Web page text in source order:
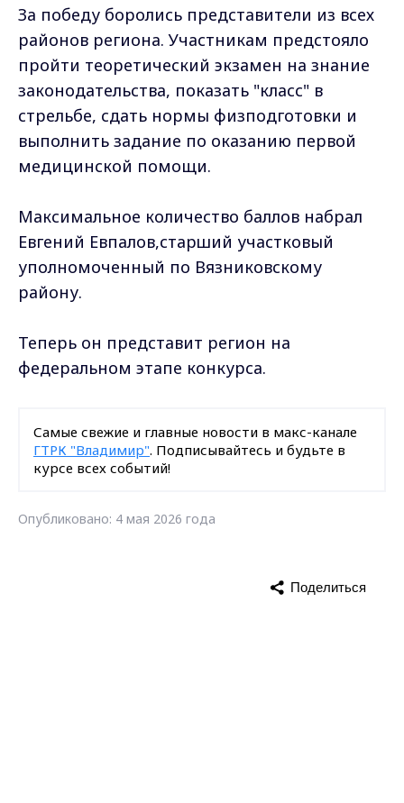
За победу боролись представители из всех
районов региона. Участникам предстояло
пройти теоретический экзамен на знание
законодательства, показать "класс" в
стрельбе, сдать нормы физподготовки и
выполнить задание по оказанию первой
медицинской помощи.
Максимальное количество баллов набрал
Евгений Евпалов,старший участковый
уполномоченный по Вязниковскому
району.
Теперь он представит регион на
федеральном этапе конкурса.
Самые свежие и главные новости в макс-канале
ГТРК "Владимир". Подписывайтесь и будьте в
курсе всех событий!
Опубликовано: 4 мая 2026 года
Поделиться